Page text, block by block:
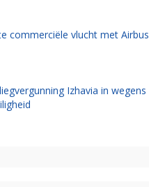
commerciële vlucht met Airbus
Izhavia in wegens